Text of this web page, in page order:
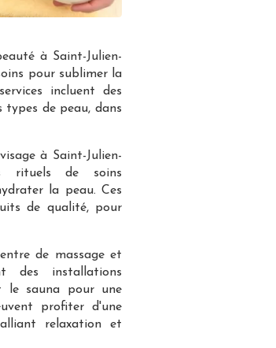
à Saint-Julien-
pour sublimer la
incluent des
types de peau, dans
à Saint-Julien-
rituels de soins
la peau. Ces
de qualité, pour
de massage et
des installations
le sauna pour une
profiter d'une
relaxation et